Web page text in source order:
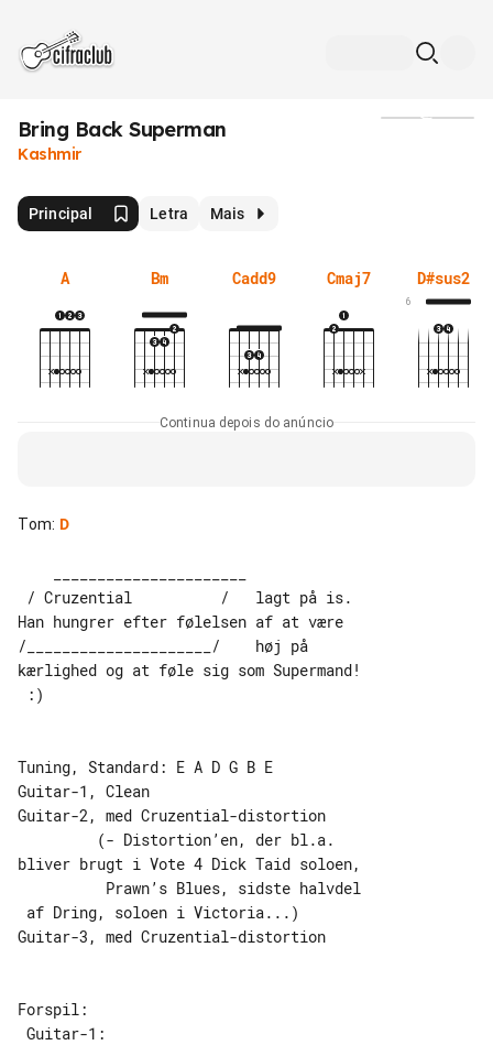
Bring Back Superman
Kashmir
Principal Letra Mais
A Bm Cadd9 Cmaj7 D#sus2
6
Continua depois do anúncio
Tom: D
Han hungrer efter følelsen af at være
/_____________________/    høj på
kærlighed og at føle sig som Supermand!
Tuning, Standard: E A D G B E
Guitar-1, Clean
Guitar-2, med Cruzential-distortion
bliver brugt i Vote 4 Dick Taid soloen,
Guitar-3, med Cruzential-distortion
Forspil: